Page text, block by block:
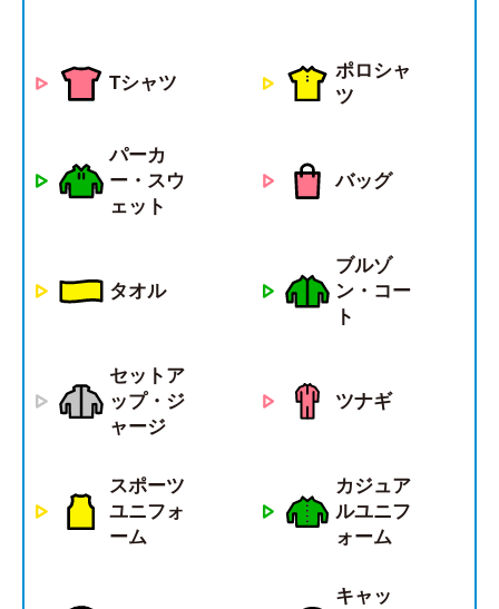
Tシャツ
ポロシャ
ツ
パーカ
ー・スウ
ェット
バッグ
タオル
ブルゾ
ン・コー
ト
セットア
ップ・ジ
ャージ
ツナギ
スポーツ
ユニフォ
ーム
カジュア
ルユニフ
ォーム
キャッ